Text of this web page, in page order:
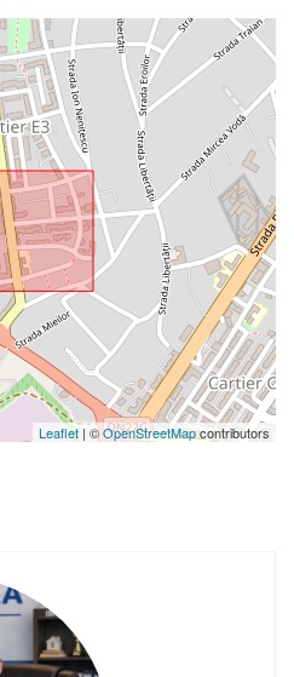
Leaflet | ©OpenStreetMapcontributors